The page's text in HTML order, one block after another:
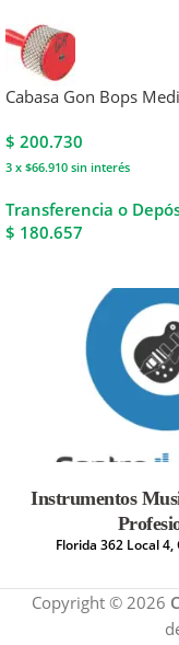
Cabasa Gon Bops
$ 200.730
3 x $66.910 sin interés
Transferencia o
$ 180.657
Instrumentos
Florida 362 Local
Copyright © 2026